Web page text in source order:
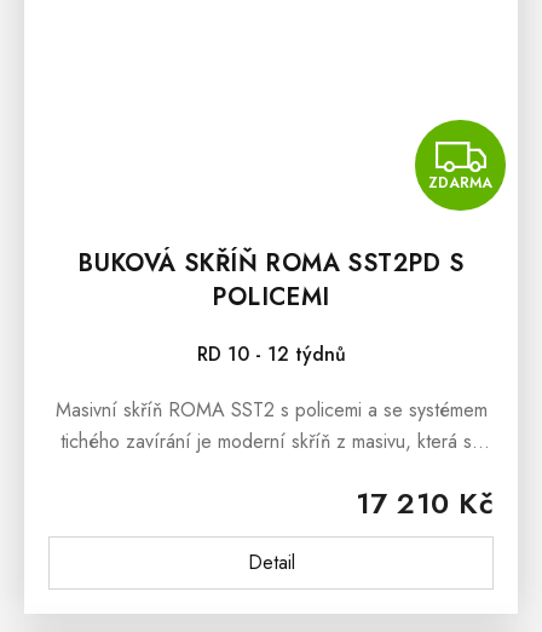
ZDARMA
BUKOVÁ SKŘÍŇ ROMA SST2PD S
POLICEMI
RD 10 - 12 týdnů
17 210 Kč
Detail
Masivní skříň ROMA SST2 s policemi a se systémem
tichého zavírání je moderní skříň z masivu, která se